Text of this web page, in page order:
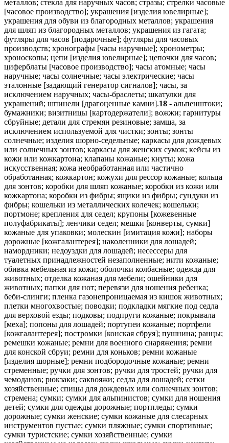
металлов; стекла для наручных часов; стразы; стрелки часовые
[часовое производство]; украшения [изделия ювелирные];
украшения для обуви из благородных металлов; украшения
для шляп из благородных металлов; украшения из гагата;
футляры для часов [подарочные]; футляры для часовых
производств; хронографы [часы наручные]; хронометры;
хроноскопы; цепи [изделия ювелирные]; цепочки для часов;
циферблаты [часовое производство]; часы атомные; часы
наручные; часы солнечные; часы электрические; часы
эталонные [задающий генератор сигналов]; часы, за
исключением наручных; часы-браслеты; шкатулки для
украшений; шпинели [драгоценные камни].18 - альпенштоки;
бумажники; визитницы [картодержатели]; вожжи; гарнитуры
сбруйные; детали для стремян резиновые; замша, за
исключением используемой для чистки; зонты; зонты
солнечные; изделия шорно-седельные; каркасы для дождевых
или солнечных зонтов; каркасы для женских сумок; кейсы из
кожи или кожкартона; клапаны кожаные; кнуты; кожа
искусственная; кожа необработанная или частично
обработанная; кожкартон; кожухи для рессор кожаные; кольца
для зонтов; коробки для шляп кожаные; коробки из кожи или
кожкартона; коробки из фибры; ящики из фибры; сундуки из
фибры; кошельки из металлических колечек; кошельки;
портмоне; крепления для седел; крупоны [кожевенные
полуфабрикаты]; ленчики седел; мешки [конверты, сумки]
кожаные для упаковки; молескин [имитация кожи]; наборы
дорожные [кожгалантерея]; наколенники для лошадей;
намордники; недоуздки для лошадей; несессеры для
туалетных принадлежностей незаполненные; нити кожаные;
обивка мебельная из кожи; оболочки колбасные; одежда для
животных; отделка кожаная для мебели; ошейники для
животных; папки для нот; перевязи для ношения ребенка;
беби-слинги; пленка газонепроницаемая из кишок животных;
плетки многохвостые; поводки; подкладки мягкие под седла
для верховой езды; подковы; подпруги кожаные; покрывала
[меха]; попоны для лошадей; портупеи кожаные; портфели
[кожгалантерея]; постромки [конская сбруя]; пушнина; ранцы;
ремешки кожаные; ремни для военного снаряжения; ремни
для конской сбруи; ремни для коньков; ремни кожаные
[изделия шорные]; ремни подбородочные кожаные; ремни
стременные; ручки для зонтов; ручки для тростей; ручки для
чемоданов; рюкзаки; саквояжи; седла для лошадей; сетки
хозяйственные; спицы для дождевых или солнечных зонтов;
стремена; сумки; сумки для альпинистов; сумки для ношения
детей; сумки для одежды дорожные; портпледы; сумки
дорожные; сумки женские; сумки кожаные для слесарных
инструментов пустые; сумки пляжные; сумки спортивные;
сумки туристские; сумки хозяйственные; сумки